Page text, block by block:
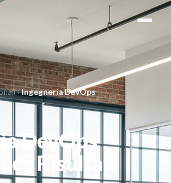
›Ingegneria DevOps
DevOps
Risultati